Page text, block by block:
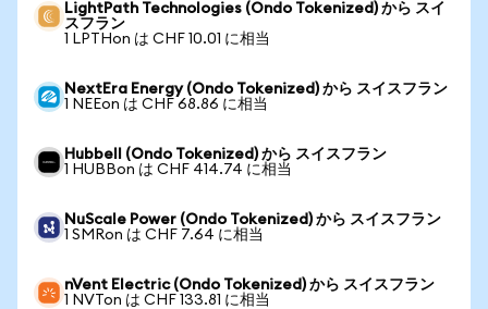
LightPath Technologies (Ondo Tokenized) から スイ
スフラン
1 LPTHon は CHF 10.01 に相当
NextEra Energy (Ondo Tokenized) から スイスフラン
1 NEEon は CHF 68.86 に相当
Hubbell (Ondo Tokenized) から スイスフラン
1 HUBBon は CHF 414.74 に相当
NuScale Power (Ondo Tokenized) から スイスフラン
1 SMRon は CHF 7.64 に相当
nVent Electric (Ondo Tokenized) から スイスフラン
1 NVTon は CHF 133.81 に相当